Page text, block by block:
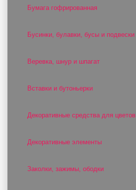
Бумага гофрированная
Бусинки, булавки, бусы и подвески
Веревка, шнур и шпагат
Вставки и бутоньерки
Декоративные средства для цветов
Декоративные элементы
Заколки, зажимы, ободки